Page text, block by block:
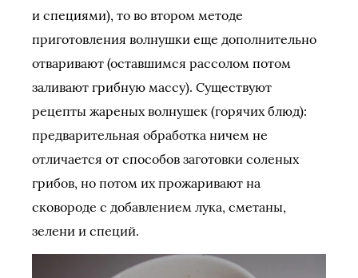
и специями), то во втором методе
приготовления волнушки еще дополнительно
отваривают (оставшимся рассолом потом
заливают грибную массу). Существуют
рецепты жареных волнушек (горячих блюд):
предварительная обработка ничем не
отличается от способов заготовки соленых
грибов, но потом их прожаривают на
сковороде с добавлением лука, сметаны,
зелени и специй.